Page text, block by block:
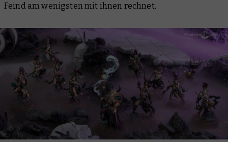
Feind am wenigsten mit ihnen rechnet.